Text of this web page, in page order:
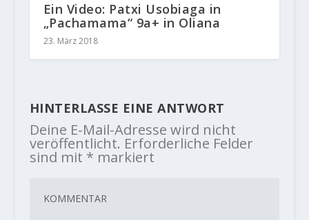
Ein Video: Patxi Usobiaga in
„Pachamama“ 9a+ in Oliana
23. März 2018
HINTERLASSE EINE ANTWORT
Deine E-Mail-Adresse wird nicht
veröffentlicht. Erforderliche Felder
sind mit * markiert